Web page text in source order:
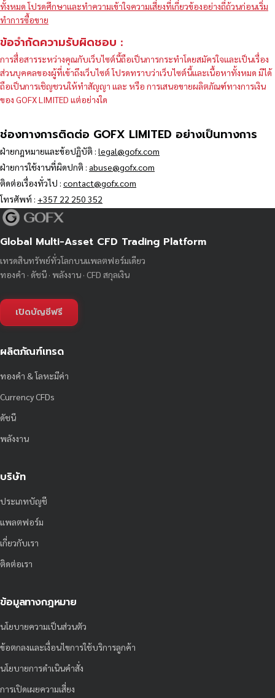
ทั้งหมด โปรดศึกษาและทำความเข้าใจความเสี่ยงที่เกี่ยวข้องอย่างถี่ถ้วนก่อนเริ่ม
ทำการซื้อขาย
ข้อจำกัดความรับผิดชอบ :
การสื่อสารระหว่างคุณกับเว็บไซต์นี้ถือเป็นการกระทำโดยสมัครใจและเป็นเรื่อง
ส่วนบุคคลของผู้ที่เข้าถึงเว็บไซต์ โปรดทราบว่าเว็บไซต์นี้และเนื้อหาทั้งหมด มิได้
ถือเป็นการเชิญชวนให้ทำสัญญา และ หรือ การเสนอขายผลิตภัณฑ์ทางการเงิน
ของ GOFX LIMITED แต่อย่างใด
ช่องทางการติดต่อ GOFX LIMITED อย่างเป็นทางการ
ฝ่ายกฎหมายและข้อปฏิบัติ : legal@gofx.com
ฝ่ายการใช้งานที่ผิดปกติ : abuse@gofx.com
ติดต่อเรื่องทั่วไป : contact@gofx.com
โทรศัพท์ : +357 22 250 352
Global Multi-Asset CFD Trading Platform
เทรดสินทรัพย์ทั่วโลกบนแพลตฟอร์มเดียว
ทองคำ · ดัชนี · พลังงาน · CFD สกุลเงิน
เปิดบัญชีฟรี
ผลิตภัณฑ์เทรด
ทองคำ & โลหะมีค่า
Currency CFDs
ดัชนี
พลังงาน
บริษัท
ประเภทบัญชี
แพลตฟอร์ม
เกี่ยวกับเรา
ติดต่อเรา
ข้อมูลทางกฎหมาย
นโยบายความเป็นส่วนตัว
ข้อตกลงและเงื่อนไขการใช้บริการลูกค้า
นโยบายการดำเนินคำสั่ง
การเปิดเผยความเสี่ยง